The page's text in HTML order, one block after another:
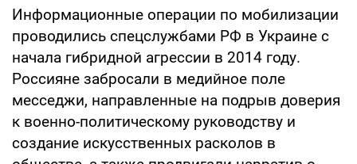
Информационные операции по мобилизации
проводились спецслужбами РФ в Украине с
начала гибридной агрессии в 2014 году.
Россияне забросали в медийное поле
месседжи, направленные на подрыв доверия
к военно-политическому руководству и
создание искусственных расколов в